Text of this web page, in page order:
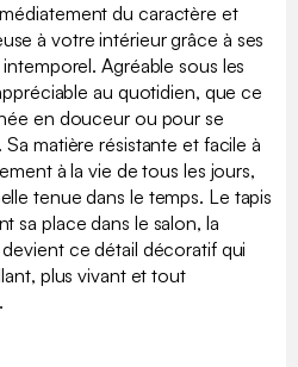
du caractère et
à votre intérieur grâce à ses
Agréable sous les
au quotidien, que ce
en douceur ou pour se
matière résistante et facile à
à la vie de tous les jours,
tenue dans le temps. Le tapis
sa place dans le salon, la
ce détail décoratif qui
plus vivant et tout